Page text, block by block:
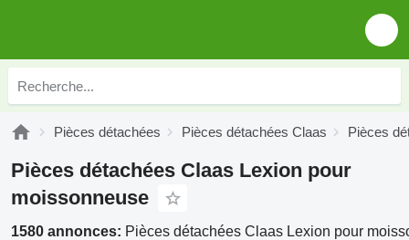
Pièces détachées Pièces détachées Claas Pièces
Pièces détachées Claas Lexion pour
moissonneuse
1580 annonces: Pièces détachées Claas Lexion pour